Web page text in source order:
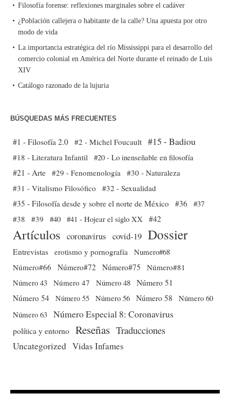
Filosofía forense: reflexiones marginales sobre el cadáver
¿Población callejera o habitante de la calle? Una apuesta por otro
modo de vida
La importancia estratégica del río Mississippi para el desarrollo del
comercio colonial en América del Norte durante el reinado de Luis
XIV
Catálogo razonado de la lujuria
BÚSQUEDAS MÁS FRECUENTES
#1 - Filosofía 2.0 #2 - Michel Foucault #15 - Badiou
#18 - Literatura Infantil #20 - Lo inenseñable en filosofía
#21 - Arte #29 - Fenomenología
#30 - Naturaleza
#31 - Vitalismo Filosófico
#32 - Sexualidad
#35 - Filosofía desde y sobre el norte de México #36 #37
#38
#39 #40 #41 - Hojear el siglo XX #42
Artículos coronavirus covid-19 Dossier
Entrevistas erotismo y pornografía
Numero#68
Número#66
Número#72 Número#75
Número#81
Número 43 Número 47 Número 48 Número 51
Número 54 Número 55 Número 56 Número 58
Número 60
Número 63 Número Especial 8: Coronavirus
política y entorno Reseñas Traducciones
Uncategorized Vidas Infames